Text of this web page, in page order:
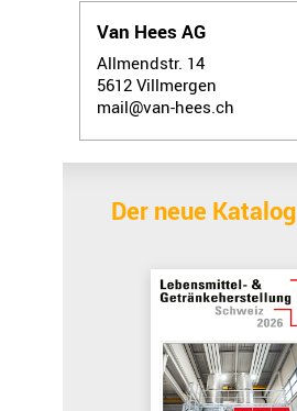
Van Hees AG
Allmendstr. 14
5612 Villmergen
mail@van-hees.ch
Der neue